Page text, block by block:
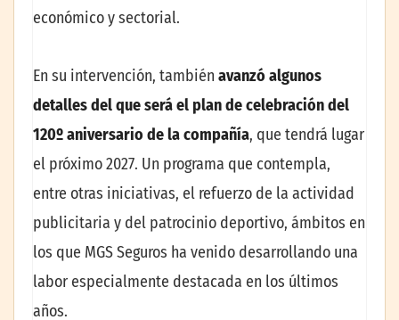
económico y sectorial.
En su intervención, también avanzó algunos
detalles del que será el plan de celebración del
120º aniversario de la compañía, que tendrá lugar
el próximo 2027. Un programa que contempla,
entre otras iniciativas, el refuerzo de la actividad
publicitaria y del patrocinio deportivo, ámbitos en
los que MGS Seguros ha venido desarrollando una
labor especialmente destacada en los últimos
años.